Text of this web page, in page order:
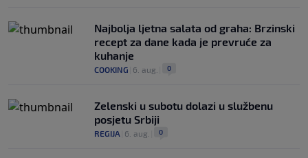
Najbolja ljetna salata od graha: Brzinski
recept za dane kada je prevruće za
kuhanje
COOKING 6. aug. 0
Zelenski u subotu dolazi u službenu
posjetu Srbiji
REGIJA 6. aug. 0